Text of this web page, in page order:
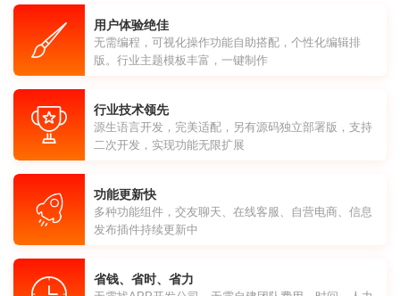
用户体验绝佳
无需编程，可视化操作功能自助搭配，个性化编辑排
版。行业主题模板丰富，一键制作
行业技术领先
源生语言开发，完美适配，另有源码独立部署版，支持
二次开发，实现功能无限扩展
功能更新快
多种功能组件，交友聊天、在线客服、自营电商、信息
发布插件持续更新中
省钱、省时、省力